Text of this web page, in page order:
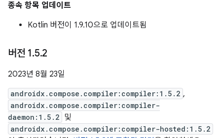
종속 항목 업데이트
Kotlin 버전이 1.9.10으로 업데이트됨
버전 1.5.2
2023년 8월 23일
androidx.compose.compiler:compiler:1.5.2 ,
androidx.compose.compiler:compiler-
daemon:1.5.2 및
androidx.compose.compiler:compiler-hosted:1.5.2